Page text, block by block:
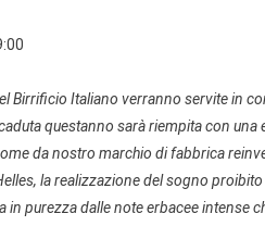
Birrificio Italiano verranno servite in
questanno sarà riempita con
da nostro marchio di fabbrica
la realizzazione del sogno
in purezza dalle note erbacee